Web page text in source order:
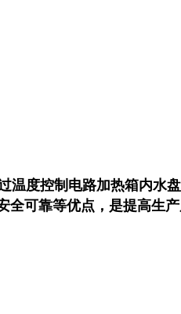
温度控制电路加热箱内水
可靠等优点，是提高生